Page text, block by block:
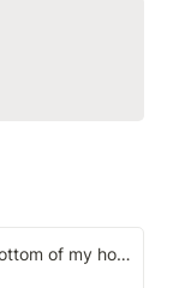
I am getting my other subpages in the bottom of my home page. If I try to remove them in notion these pages disappear. Is there a way to remove it without disturbing the pages? | Super Community